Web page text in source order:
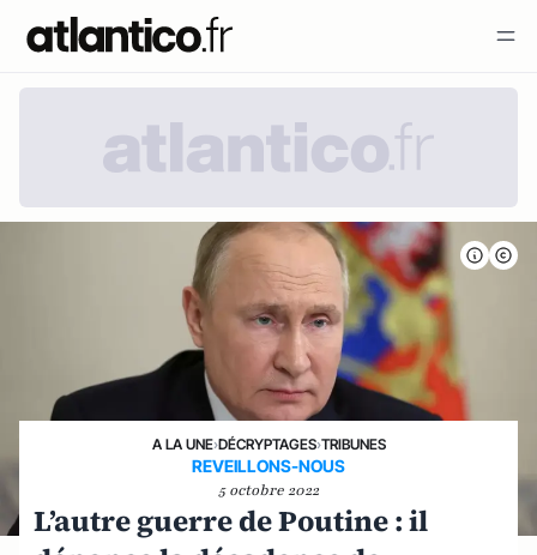
A LA UNE›DÉCRYPTAGES›TRIBUNES
REVEILLONS-NOUS
5 octobre 2022
L’autre guerre de Poutine : il